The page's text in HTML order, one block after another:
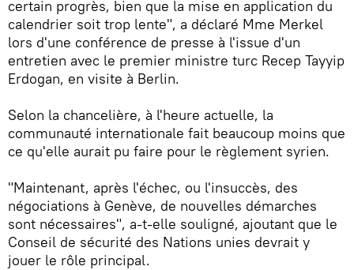
certain progrès, bien que la mise en application du
calendrier soit trop lente", a déclaré Mme Merkel
lors d'une conférence de presse à l'issue d'un
entretien avec le premier ministre turc Recep Tayyip
Erdogan, en visite à Berlin.
Selon la chancelière, à l'heure actuelle, la
communauté internationale fait beaucoup moins que
ce qu'elle aurait pu faire pour le règlement syrien.
"Maintenant, après l'échec, ou l'insuccès, des
négociations à Genève, de nouvelles démarches
sont nécessaires", a-t-elle souligné, ajoutant que le
Conseil de sécurité des Nations unies devrait y
jouer le rôle principal.